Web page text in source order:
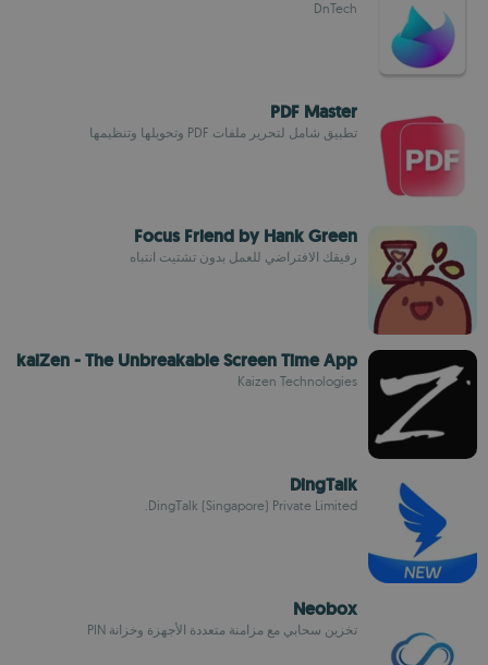
DnTech
PDF Master
تطبيق شامل لتحرير ملفات PDF وتحويلها وتنظيمها
Focus Friend by Hank Green
رفيقك الافتراضي للعمل بدون تشتيت انتباه
kaiZen - The Unbreakable Screen Time App
Kaizen Technologies
DingTalk
DingTalk (Singapore) Private Limited.
Neobox
تخزين سحابي مع مزامنة متعددة الأجهزة وخزانة PIN